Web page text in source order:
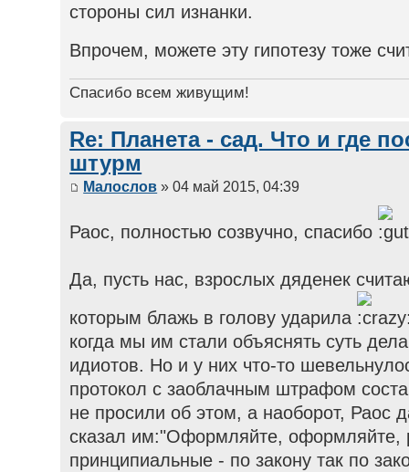
стороны сил изнанки.
Впрочем, можете эту гипотезу тоже
Спасибо всем живущим!
Re: Планета - сад. Что и где
штурм
Малослов » 04 май 2015, 04:39
Раос, полностью созвучно, спасибо
Да, пусть нас, взрослых дяденек
которым блажь в голову ударила
когда мы им стали объяснять суть
идиотов. Но и у них что-то
протокол с заоблачным штрафом
не просили об этом, а наоборот, Раос
сказал им:"Оформляйте, оформляйте,
принципиальные - по закону так по